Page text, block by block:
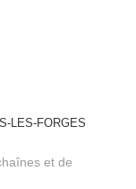
LES-FORGES
et de